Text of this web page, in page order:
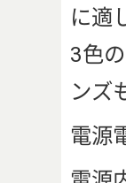
に適
3色
ンズ
電源